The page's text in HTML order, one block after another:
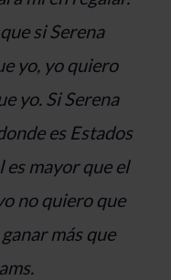
si Serena
yo, yo quiero
yo. Si Serena
es Estados
es mayor que el
no quiero que
más que